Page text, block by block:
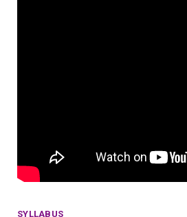
SYLLABUS